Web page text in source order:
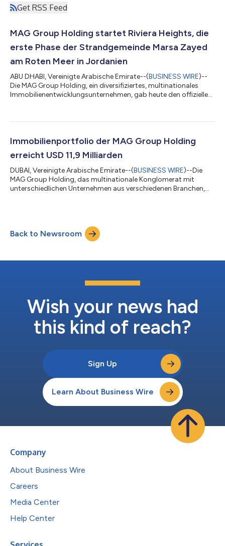
Get RSS Feed
MAG Group Holding startet Riviera Heights, die
erste Phase der Strandgemeinde Marsa Zayed
am Roten Meer in Jordanien
ABU DHABI, Vereinigte Arabische Emirate--(BUSINESS WIRE)--
Die MAG Group Holding, ein diversifiziertes, multinationales
Immobilienentwicklungsunternehmen, gab heute den offiziellen
gemischt genutzter Strandgemeinde. Riviera Heights ist das
großen Abschnitts der jordanischen Küste am Roten Meer in ein
internationales Tour...
Immobilienportfolio der MAG Group Holding
erreicht USD 11,9 Milliarden
DUBAI, Vereinigte Arabische Emirate--(BUSINESS WIRE)--Die
MAG Group Holding, das multinationale Konglomerat mit
unterschiedlichen Unternehmen aus verschiedenen Branchen,
der MAG Group Holding gehören MAG Lifestyle Development,
Keturah, Invest Group Overseas (IGO), MBL, Shoumous, Art of
Living Mall und MAG Leasin...
Back to Newsroom
Wish your news had
this kind of reach?
Sign Up
Learn About Business Wire
Company
About Business Wire
Careers
Media Center
Help Center